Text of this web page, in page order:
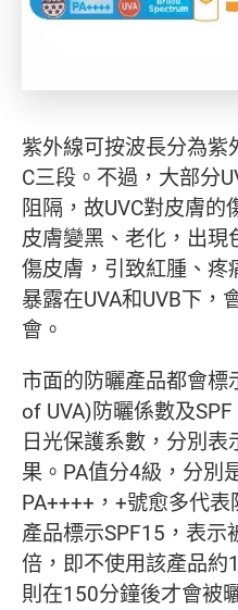
紫外線可按波長分為紫
C三段。不過，大部分
阻隔，故UVC對皮膚的
皮膚變黑、老化，出現
傷皮膚，引致紅腫、疼
暴露在UVA和UVB下，
會。
市面的防曬產品都會標
of UVA)防曬係數及
日光保護系數，分別表
果。PA值分4級，分別
PA++++，+號愈多代
產品標示SPF15，表
倍，即不使用該產品約
則在150分鐘後才會被